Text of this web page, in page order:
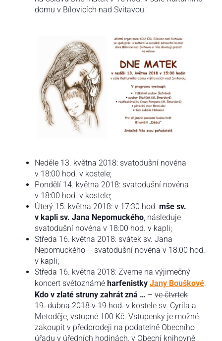
domu v Bílovicích nad Svitavou.
Neděle 13. května 2018: svatodušní novéna
v 18:00 hod. v kostele;
Pondělí 14. května 2018: svatodušní novéna
v 18:00 hod. v kostele;
Úterý 15. května 2018: v 17:30 hod. mše sv.
v kapli sv. Jana Nepomuckého, následuje
svatodušní novéna v 18:00 hod. v kapli;
Středa 16. května 2018: svátek sv. Jana
Nepomuckého – svatodušní novéna v 18:00 hod.
v kapli;
Středa 16. května 2018: Zveme na výjimečný
koncert světoznámé harfenistky Jany Bouškové.
Kdo v zlaté struny zahrát zná … – ve čtvrtek
19. dubna 2018 v 19 hod. v kostele sv. Cyrila a
Metoděje, vstupné 100 Kč. Vstupenky je možné
zakoupit v předprodeji na podatelně Obecního
úřadu v úředních hodinách, v Obecní knihovně